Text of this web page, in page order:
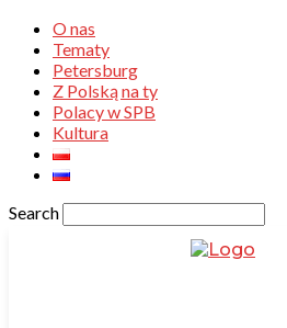
O nas
Tematy
Petersburg
Z Polską na ty
Polacy w SPB
Kultura
Search